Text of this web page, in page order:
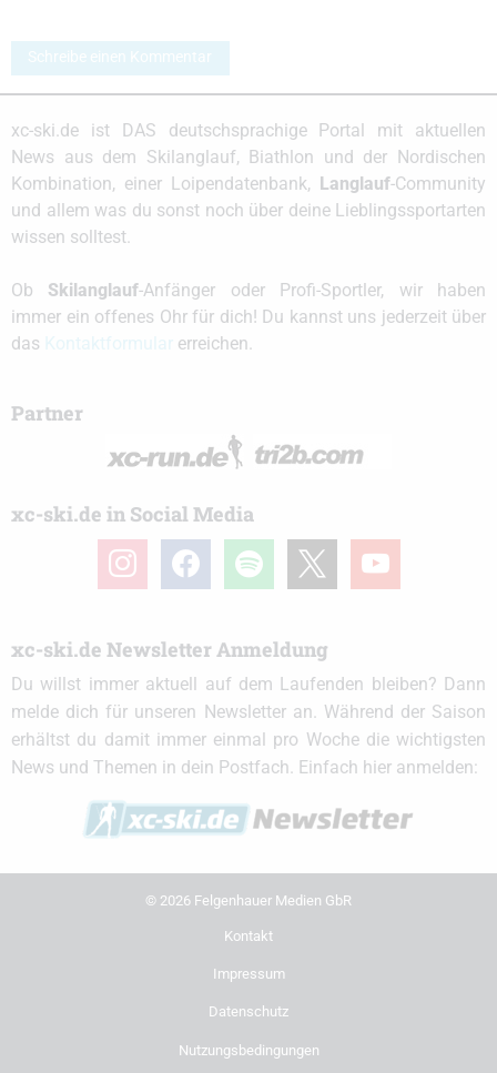
Schreibe einen Kommentar
xc-ski.de ist DAS deutschsprachige Portal mit aktuellen
News aus dem Skilanglauf, Biathlon und der Nordischen
Kombination, einer Loipendatenbank, Langlauf-Community
und allem was du sonst noch über deine Lieblingssportarten
wissen solltest.
Ob Skilanglauf-Anfänger oder Profi-Sportler, wir haben
immer ein offenes Ohr für dich! Du kannst uns jederzeit über
das
erreichen.
Partner
xc-ski.de in Social Media
instagramfacebook spotify youtube
xc-ski.de Newsletter Anmeldung
Du willst immer aktuell auf dem Laufenden bleiben? Dann
melde dich für unseren Newsletter an. Während der Saison
erhältst du damit immer einmal pro Woche die wichtigsten
News und Themen in dein Postfach. Einfach hier anmelden:
© 2026 Felgenhauer Medien GbR
Kontakt
Impressum
Datenschutz
Nutzungsbedingungen